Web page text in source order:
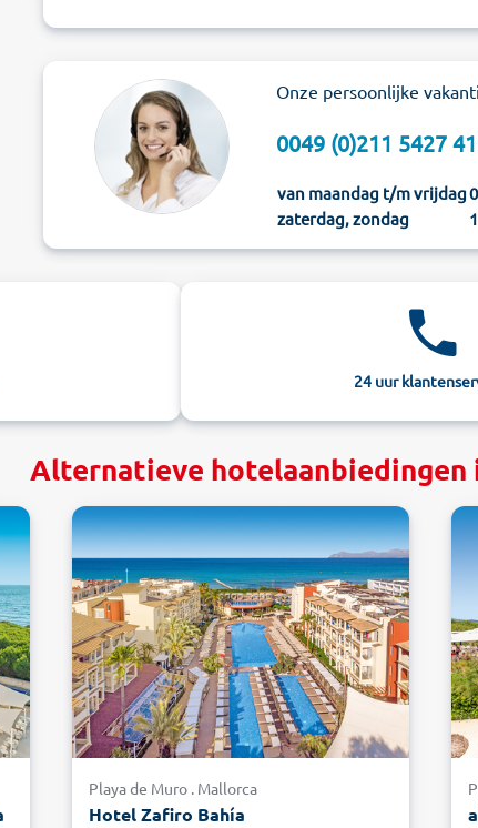
Onze persoonlijke
0049 (0)211 5427
van maandag t/m vrijdag
zaterdag, zondag
24 uur
Alternatieve hotelaanbiedingen
Playa de Muro . Mallorca
Hotel Zafiro Bahía